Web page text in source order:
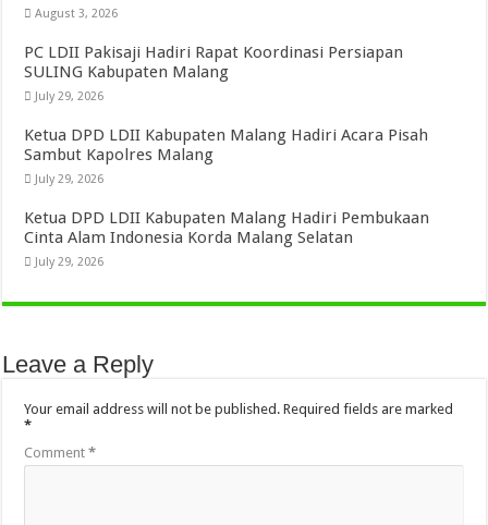
August 3, 2026
PC LDII Pakisaji Hadiri Rapat Koordinasi Persiapan
SULING Kabupaten Malang
July 29, 2026
Ketua DPD LDII Kabupaten Malang Hadiri Acara Pisah
Sambut Kapolres Malang
July 29, 2026
Ketua DPD LDII Kabupaten Malang Hadiri Pembukaan
Cinta Alam Indonesia Korda Malang Selatan
July 29, 2026
Leave a Reply
Your email address will not be published. Required fields are marked
*
Comment*